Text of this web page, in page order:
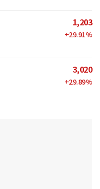
1,203
+29.91%
3,020
+29.89%